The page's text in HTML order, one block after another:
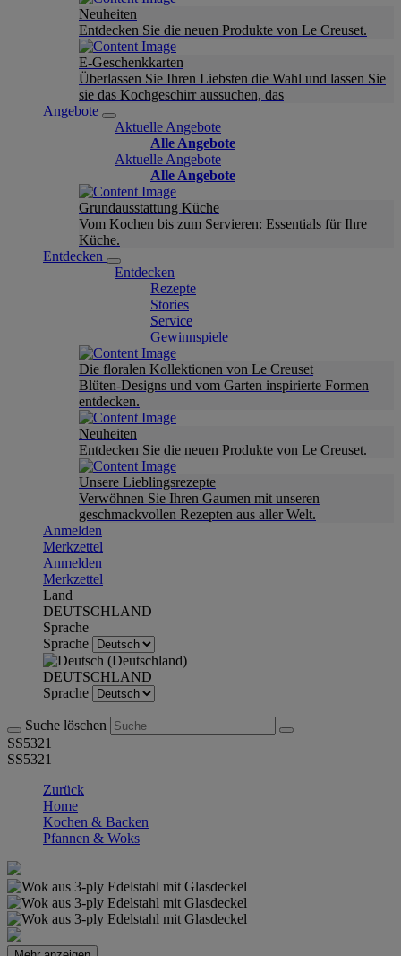
Neuheiten
Entdecken Sie die neuen Produkte von Le Creuset.
E-Geschenkkarten
Überlassen Sie Ihren Liebsten die Wahl und lassen Sie
sie das Kochgeschirr aussuchen, das
Angebote
Aktuelle Angebote
Alle Angebote
Aktuelle Angebote
Alle Angebote
Grundausstattung Küche
Vom Kochen bis zum Servieren: Essentials für Ihre
Küche.
Entdecken
Entdecken
Rezepte
Stories
Service
Gewinnspiele
Die floralen Kollektionen von Le Creuset
Blüten-Designs und vom Garten inspirierte Formen
entdecken.
Neuheiten
Entdecken Sie die neuen Produkte von Le Creuset.
Unsere Lieblingsrezepte
Verwöhnen Sie Ihren Gaumen mit unseren
geschmackvollen Rezepten aus aller Welt.
Anmelden
Merkzettel
Anmelden
Merkzettel
Land
DEUTSCHLAND
Sprache
Sprache
DEUTSCHLAND
Sprache
Suche löschen
SS5321
SS5321
Zurück
Home
Kochen & Backen
Pfannen & Woks